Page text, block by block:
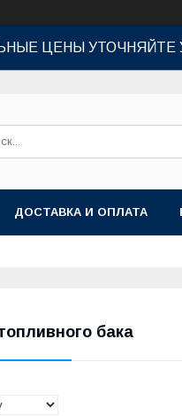
ЦЕНЫ УТОЧНЯЙТЕ
ДОСТАВКА И ОПЛАТА
бака